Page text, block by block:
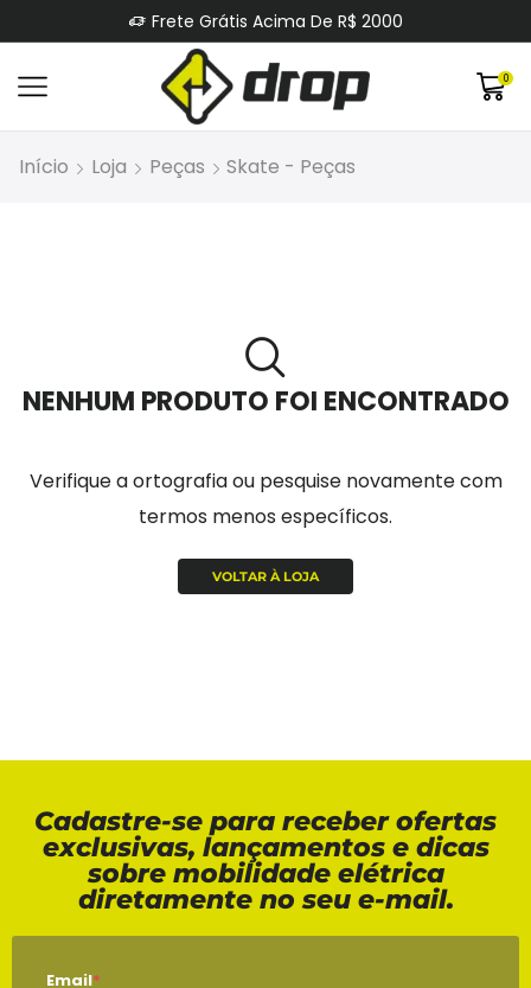
Frete Grátis Acima De R$ 2000
0
Início Loja Peças Skate - Peças
NENHUM PRODUTO FOI ENCONTRADO
Verifique a ortografia ou pesquise novamente com
termos menos específicos.
VOLTAR À LOJA
Cadastre-se para receber ofertas
exclusivas, lançamentos e dicas
sobre mobilidade elétrica
diretamente no seu e-mail.
Email*